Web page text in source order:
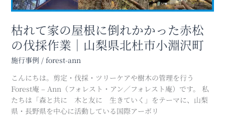
根
枯れて家の屋根に倒れかかった赤松
の伐採作業｜山梨県北杜市小淵沢町
施行事例 / forest-ann
こんにちは。剪定・伐採・ツリーケアや樹木の管理を行う
Forest庵 – Ann（フォレスト・アン／フォレスト庵）です。 私
たちは「森と共に 木と友に 生きていく」をテーマに、山梨
県・長野県を中心に活動している国際アーボリ
か
か
っ
た
赤
の
伐
採
作